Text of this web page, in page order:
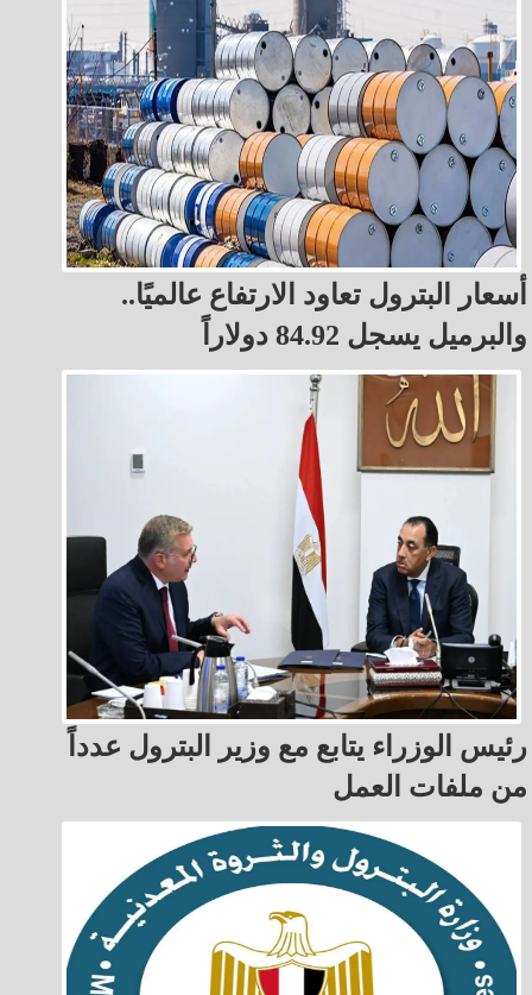
أسعار البترول تعاود الارتفاع عالميًا..
والبرميل يسجل 84.92 دولاراً
رئيس الوزراء يتابع مع وزير البترول عدداً
من ملفات العمل